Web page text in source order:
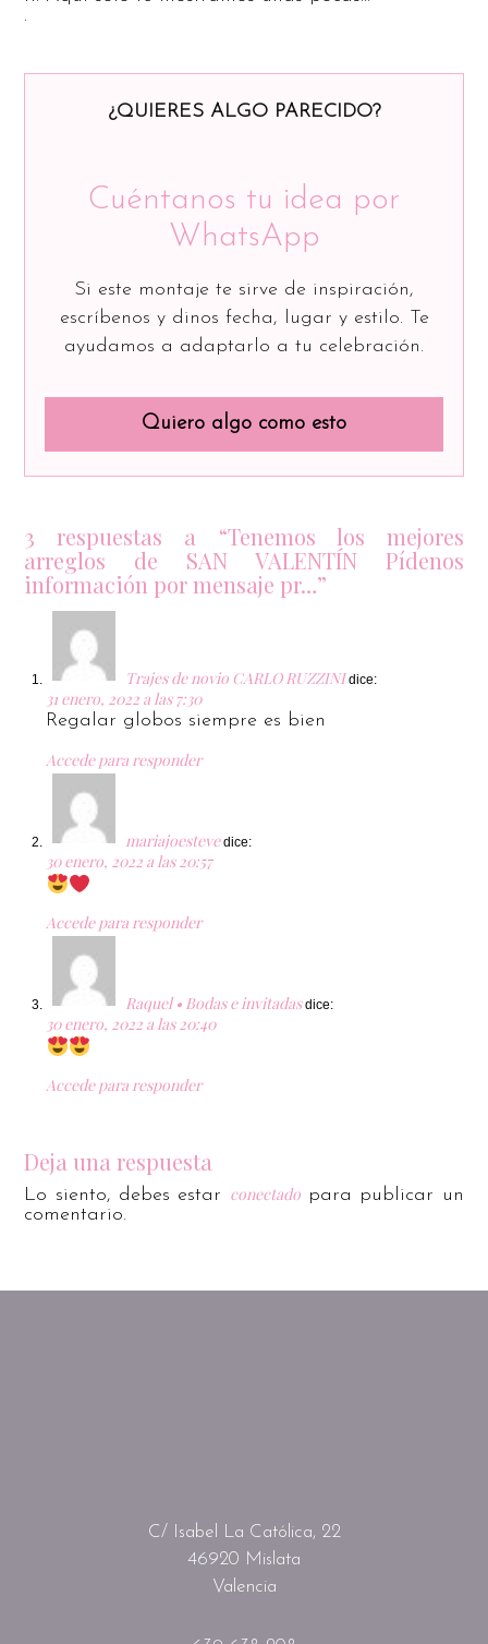
.
¿QUIERES ALGO PARECIDO?
Cuéntanos tu idea por
WhatsApp
Si este montaje te sirve de inspiración,
escríbenos y dinos fecha, lugar y estilo. Te
ayudamos a adaptarlo a tu celebración.
Quiero algo como esto
3 respuestas a “Tenemos los mejores
arreglos de SAN VALENTÍN Pídenos
información por mensaje pr…”
Trajes de novio CARLO RUZZINI dice:
31 enero, 2022 a las 7:30
Regalar globos siempre es bien
Accede para responder
mariajoesteve dice:
30 enero, 2022 a las 20:57
Accede para responder
Raquel • Bodas e invitadas dice:
30 enero, 2022 a las 20:40
Accede para responder
Deja una respuesta
Lo siento, debes estar conectadopara publicar un
comentario.
C/ Isabel La Católica, 22
46920 Mislata
Valencia